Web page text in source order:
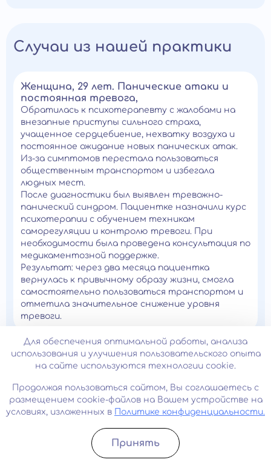
Случаи из нашей практики
Женщина, 29 лет. Панические атаки и
постоянная тревога,
Обратилась к психотерапевту с жалобами на
внезапные приступы сильного страха,
учащенное сердцебиение, нехватку воздуха и
постоянное ожидание новых панических атак.
Из-за симптомов перестала пользоваться
общественным транспортом и избегала
людных мест.
После диагностики был выявлен тревожно-
панический синдром. Пациентке назначили курс
психотерапии с обучением техникам
саморегуляции и контролю тревоги. При
необходимости была проведена консультация по
медикаментозной поддержке.
Результат: через два месяца пациентка
вернулась к привычному образу жизни, смогла
самостоятельно пользоваться транспортом и
отметила значительное снижение уровня
тревоги.
Мужчина, 41 год. Эмоциональное
выгорание и хронический стресс,
усталость, раздражительность, снижение
работоспособности, нарушения сна и потерю
интереса к привычным занятиям. Симптомы
постепенно нарастали в течение нескольких
месяцев на фоне высокой рабочей нагрузки.
В ходе консультации врач-психотерапевт
Записатьcя
Для обеспечения оптимальной работы, анализа
использования и улучшения пользовательского опыта
на сайте используются технологии cookie.
Продолжая пользоваться сайтом, Вы соглашаетесь с
размещением cookie-файлов на Вашем устройстве на
условиях, изложенных в
Политике конфиденциальности.
Принять